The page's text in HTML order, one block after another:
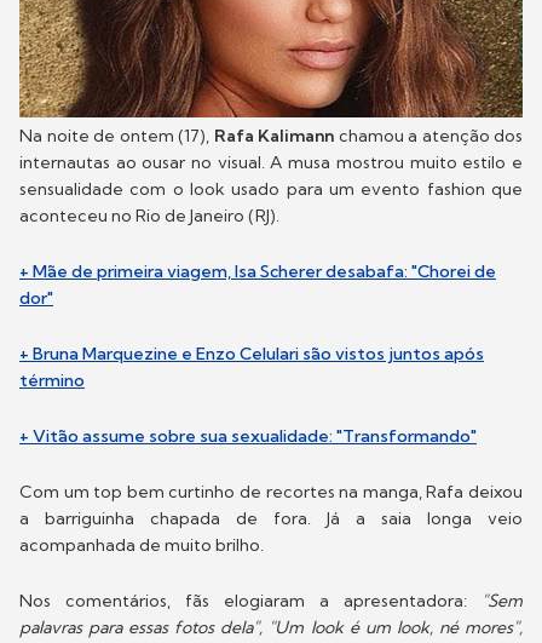
Na noite de ontem (17), Rafa Kalimann chamou a atenção dos
internautas ao ousar no visual. A musa mostrou muito estilo e
sensualidade com o look usado para um evento fashion que
aconteceu no Rio de Janeiro (RJ).
+ Mãe de primeira viagem, Isa Scherer desabafa: "Chorei de
dor"
+ Bruna Marquezine e Enzo Celulari são vistos juntos após
término
+ Vitão assume sobre sua sexualidade: "Transformando"
Com um top bem curtinho de recortes na manga, Rafa deixou
a barriguinha chapada de fora. Já a saia longa veio
acompanhada de muito brilho.
Nos comentários, fãs elogiaram a apresentadora:
"Sem
palavras para essas fotos dela", "Um look é um look, né mores",